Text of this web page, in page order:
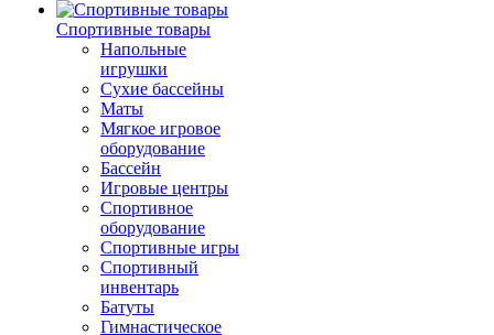
Спортивные товары
Напольные
игрушки
Сухие бассейны
Маты
Мягкое игровое
оборудование
Бассейн
Игровые центры
Спортивное
оборудование
Спортивные игры
Спортивный
инвентарь
Батуты
Гимнастическое